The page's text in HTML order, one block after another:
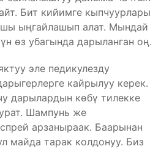
Бит кийимге кыпчуурлары
ыңгайлашып алат. Мындай
өз убагында дарыланган оң.
эле педикулезду
кайрылуу керек.
дарылардын көбү тилекке
Шампунь же
арзаныраак. Баарынан
майда тарак колдонуу. Биз